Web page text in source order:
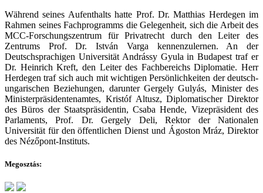
Während seines Aufenthalts hatte Prof. Dr. Matthias Herdegen im
Rahmen seines Fachprogramms die Gelegenheit, sich die Arbeit des
MCC-Forschungszentrum für Privatrecht durch den Leiter des
Zentrums Prof. Dr. István Varga kennenzulernen. An der
Deutschsprachigen Universität Andrássy Gyula in Budapest traf er
Dr. Heinrich Kreft, den Leiter des Fachbereichs Diplomatie. Herr
Herdegen traf sich auch mit wichtigen Persönlichkeiten der deutsch-
ungarischen Beziehungen, darunter Gergely Gulyás, Minister des
Ministerpräsidentenamtes, Kristóf Altusz, Diplomatischer Direktor
des Büros der Staatspräsidentin, Csaba Hende, Vizepräsident des
Parlaments, Prof. Dr. Gergely Deli, Rektor der Nationalen
Universität für den öffentlichen Dienst und Ágoston Mráz, Direktor
des Nézőpont-Instituts.
Megosztás: